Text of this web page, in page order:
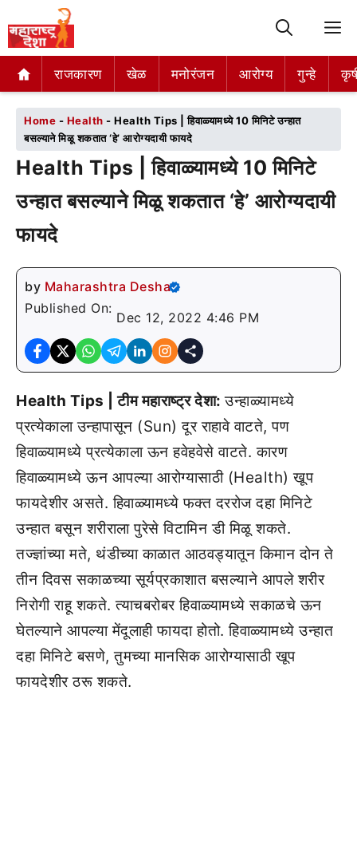
राजकारण खेळ मनोरंजन आरोग्य गुन्हे
राजकारण खेळ मनोरंजन आरोग्य गुन्हे
Home - Health - Health Tips | हिवाळ्यामध्ये 10 मिनिटे उन्हात
बसल्याने मिळू शकतात ‘हे’ आरोग्यदायी फायदे
Health Tips | हिवाळ्यामध्ये 10 मिनिटे
उन्हात बसल्याने मिळू शकतात ‘हे’ आरोग्यदायी
फायदे
by Maharashtra Desha
Published On:
Dec 12, 2022 4:46 PM
Health Tips | टीम महाराष्ट्र देशा:उन्हाळ्यामध्ये
प्रत्येकाला उन्हापासून (Sun) दूर राहावे वाटते, पण
हिवाळ्यामध्ये प्रत्येकाला ऊन हवेहवेसे वाटते. कारण
हिवाळ्यामध्ये ऊन आपल्या आरोग्यासाठी (Health) खूप
फायदेशीर असते. हिवाळ्यामध्ये फक्त दररोज दहा मिनिटे
उन्हात बसून शरीराला पुरेसे विटामिन डी मिळू शकते.
तज्ज्ञांच्या मते, थंडीच्या काळात आठवड्यातून किमान दोन ते
तीन दिवस सकाळच्या सूर्यप्रकाशात बसल्याने आपले शरीर
निरोगी राहू शकते. त्याचबरोबर हिवाळ्यामध्ये सकाळचे ऊन
घेतल्याने आपल्या मेंदूलाही फायदा होतो. हिवाळ्यामध्ये उन्हात
दहा मिनिटे बसणे, तुमच्या मानसिक आरोग्यासाठी खूप
फायदेशीर ठरू शकते.